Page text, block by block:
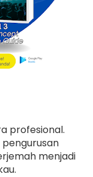
profesional.
menjadi